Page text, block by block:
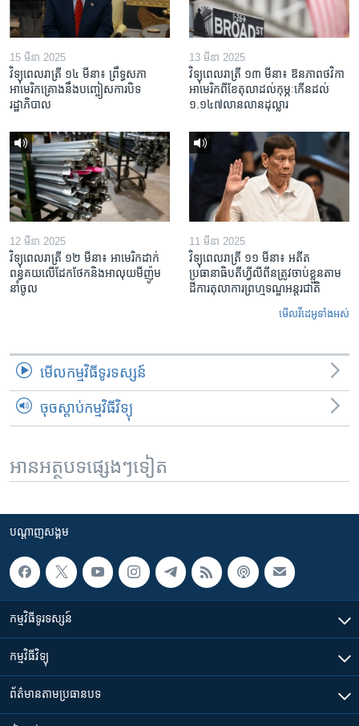
15 មីនា 2025
វិទ្យុពេលរាត្រី ១៤ មីនា៖ ព្រឹទ្ធសភា
អាមេរិកគ្រោងនឹងបញ្ចៀសការបិទ
រដ្ឋាភិបាល
13 មីនា 2025
វិទ្យុពេលរាត្រី ១៣ មីនា៖ ឱនភាព​ថវិកា​
អាមេរិក​ពី​ខែ​តុលា​ដល់​កុម្ភៈ​កើន​ដល់​
១.១៤៧​លានលាន​ដុល្លារ
12 មីនា 2025
វិទ្យុពេលរាត្រី ១២ មីនា៖ អាមេរិក​ដាក់​
ពន្ធគយ​លើ​ដែកថែក​និង​អាលុយ​មីញ៉ូម​
នាំចូល
11 មីនា 2025
វិទ្យុពេលរាត្រី ១១ មីនា៖ អតីត​
ប្រធានាធិបតីហ្វីលីពីន​ត្រូវ​ចាប់ខ្លួនតាម
ដីការ​តុលាការ​ព្រហ្មទណ្ឌ​អន្តរជាតិ
មើល​វីដេអូ​ទាំង​អស់
មើល​កម្មវិធី​ទូរទស្សន៍
ចុចស្តាប់កម្មវិធីវិទ្យុ
អានអត្ថបទផ្សេងៗទៀត
បណ្តាញ​សង្គម
កម្មវិធី​ទូរទស្សន៍
កម្មវិធី​វិទ្យុ
ព័ត៌មាន​តាមប្រធានបទ​